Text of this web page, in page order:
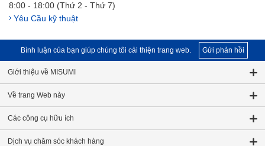
8:00 - 18:00 (Thứ 2 - Thứ 7)
Yêu Cầu kỹ thuật
Bình luận của bạn giúp chúng tôi cải thiện trang web. Gửi phản hồi
Giới thiệu về MISUMI
Về trang Web này
Các công cụ hữu ích
Dịch vụ chăm sóc khách hàng